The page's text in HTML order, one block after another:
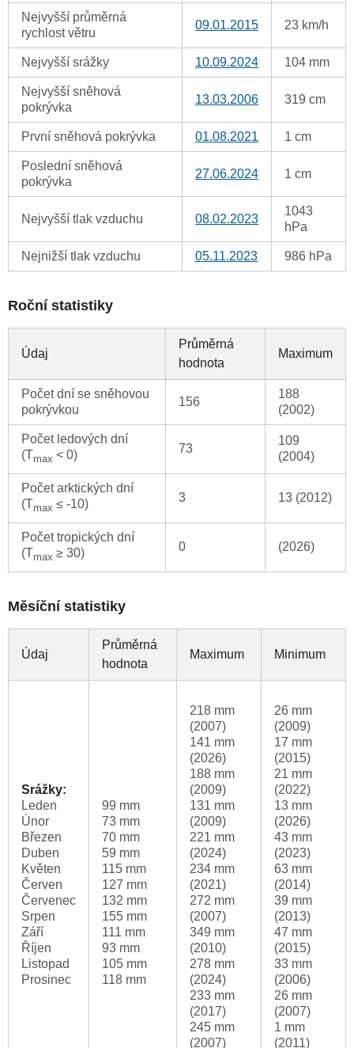
Nejvyšší průměrná
rychlost větru
09.01.2015 23 km/h
Nejvyšší srážky 10.09.2024 104 mm
Nejvyšší sněhová
pokrývka
13.03.2006 319 cm
První sněhová pokrývka 01.08.2021 1 cm
Poslední sněhová
pokrývka
27.06.2024 1 cm
Nejvyšší tlak vzduchu 08.02.2023
1043
hPa
Nejnižší tlak vzduchu 05.11.2023 986 hPa
Roční statistiky
Údaj
Průměrná
hodnota
Maximum
Počet dní se sněhovou
pokrývkou
156
188
(2002)
Počet ledových dní
(Tmax < 0) 73
109
(2004)
Počet arktických dní
(Tmax ≤ -10) 3 13 (2012)
Počet tropických dní
(Tmax ≥ 30) 0 (2026)
Měsíční statistiky
Údaj
Průměrná
hodnota
Maximum Minimum
Srážky:
Leden
Únor
Březen
Duben
Květen
Červen
Červenec
Srpen
Září
Říjen
Listopad
Prosinec
99 mm
73 mm
70 mm
59 mm
115 mm
127 mm
132 mm
155 mm
111 mm
93 mm
105 mm
118 mm
218 mm
(2007)
141 mm
(2026)
188 mm
(2009)
131 mm
(2009)
221 mm
(2024)
234 mm
(2021)
272 mm
(2007)
349 mm
(2010)
278 mm
(2024)
233 mm
(2017)
245 mm
(2007)
26 mm
(2009)
17 mm
(2015)
21 mm
(2022)
13 mm
(2026)
43 mm
(2023)
63 mm
(2014)
39 mm
(2013)
47 mm
(2015)
33 mm
(2006)
26 mm
(2007)
1 mm
(2011)